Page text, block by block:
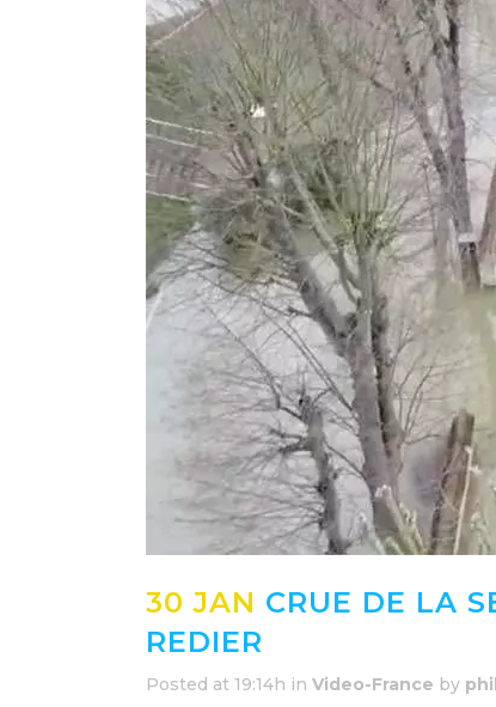
30 JAN CRUE DE LA
REDIER
Posted at 19:14h in Video-France by